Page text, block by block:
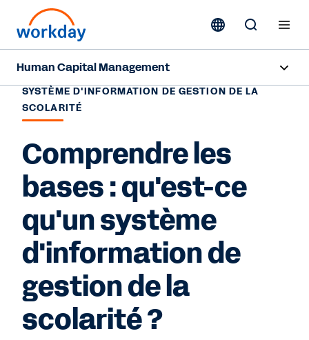
Human Capital Management
Aperçu
Ressources
Nous contacter
SYSTÈME D'INFORMATION DE GESTION DE LA
SCOLARITÉ
Comprendre les
bases : qu'est-ce
qu'un système
d'information de
gestion de la
scolarité ?